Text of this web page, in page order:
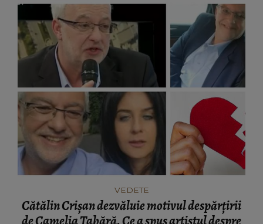
VEDETE
Cătălin Crișan dezvăluie motivul despărțirii